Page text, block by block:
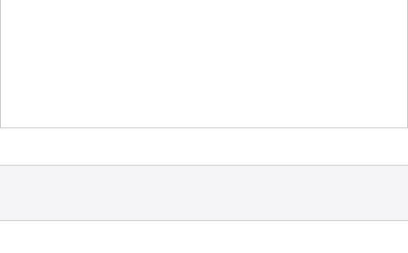
воздействия на окружающую среду.